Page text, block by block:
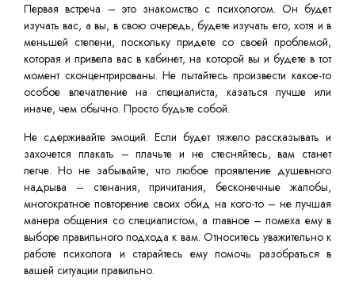
Первая встреча – это знакомство с психологом. Он будет
изучать вас, а вы, в свою очередь, будете изучать его, хотя и в
меньшей степени, поскольку придете со своей проблемой,
которая и привела вас в кабинет, на которой вы и будете в тот
момент сконцентрированы. Не пытайтесь произвести какое-то
особое впечатление на специалиста, казаться лучше или
иначе, чем обычно. Просто будьте собой.
Не сдерживайте эмоций. Если будет тяжело рассказывать и
захочется плакать – плачьте и не стесняйтесь, вам станет
легче. Но не забывайте, что любое проявление душевного
надрыва – стенания, причитания, бесконечные жалобы,
многократное повторение своих обид на кого-то – не лучшая
манера общения со специалистом, а главное – помеха ему в
выборе правильного подхода к вам. Относитесь уважительно к
работе психолога и старайтесь ему помочь разобраться в
вашей ситуации правильно.